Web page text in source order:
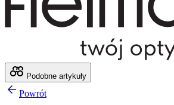
Podobne artykuły
Powrót